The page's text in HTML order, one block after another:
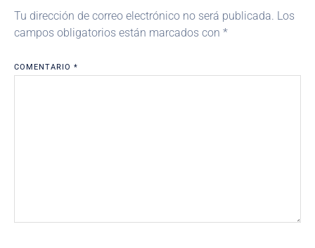
Tu dirección de correo electrónico no será publicada. Los
campos obligatorios están marcados con *
COMENTARIO *